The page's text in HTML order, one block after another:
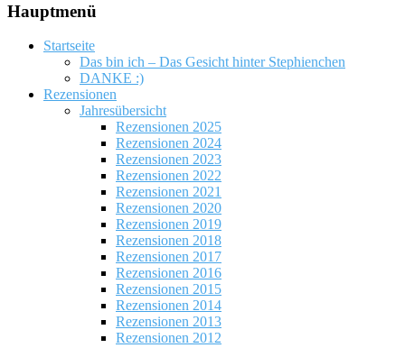
Hauptmenü
Startseite
Das bin ich – Das Gesicht hinter Stephienchen
DANKE :)
Rezensionen
Jahresübersicht
Rezensionen 2025
Rezensionen 2024
Rezensionen 2023
Rezensionen 2022
Rezensionen 2021
Rezensionen 2020
Rezensionen 2019
Rezensionen 2018
Rezensionen 2017
Rezensionen 2016
Rezensionen 2015
Rezensionen 2014
Rezensionen 2013
Rezensionen 2012